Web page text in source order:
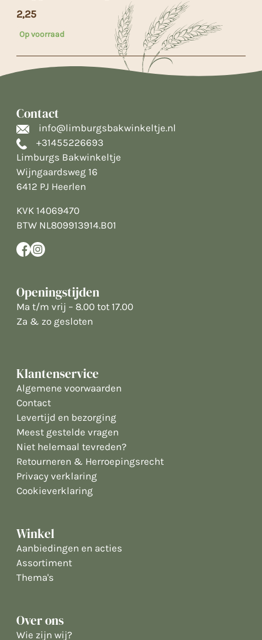
2,25
Op voorraad
Contact
info@limburgsbakwinkeltje.nl
+31455226693
Limburgs Bakwinkeltje
Wijngaardsweg 16
6412 PJ Heerlen
KVK 14069470
BTW NL809913914.B01
Openingstijden
Ma t/m vrij – 8.00 tot 17.00
Za & zo gesloten
Klantenservice
Algemene voorwaarden
Contact
Levertijd en bezorging
Meest gestelde vragen
Niet helemaal tevreden?
Retourneren & Herroepingsrecht
Privacy verklaring
Cookieverklaring
Winkel
Aanbiedingen en acties
Assortiment
Thema's
Over ons
Wie zijn wij?